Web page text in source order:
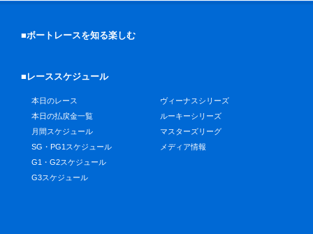
■ボートレースを知る楽しむ
■レーススケジュール
本日のレース
本日の払戻金一覧
月間スケジュール
SG・PG1スケジュール
G1・G2スケジュール
G3スケジュール
ヴィーナスシリーズ
ルーキーシリーズ
マスターズリーグ
メディア情報